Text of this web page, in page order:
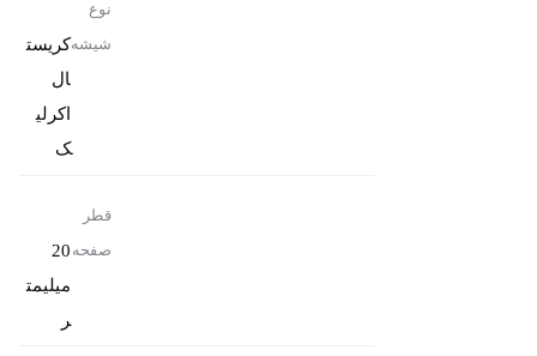
نوع
شیشهکریست
ال
اکرلی
ک
قطر
صفحه 20
میلیمت
ر